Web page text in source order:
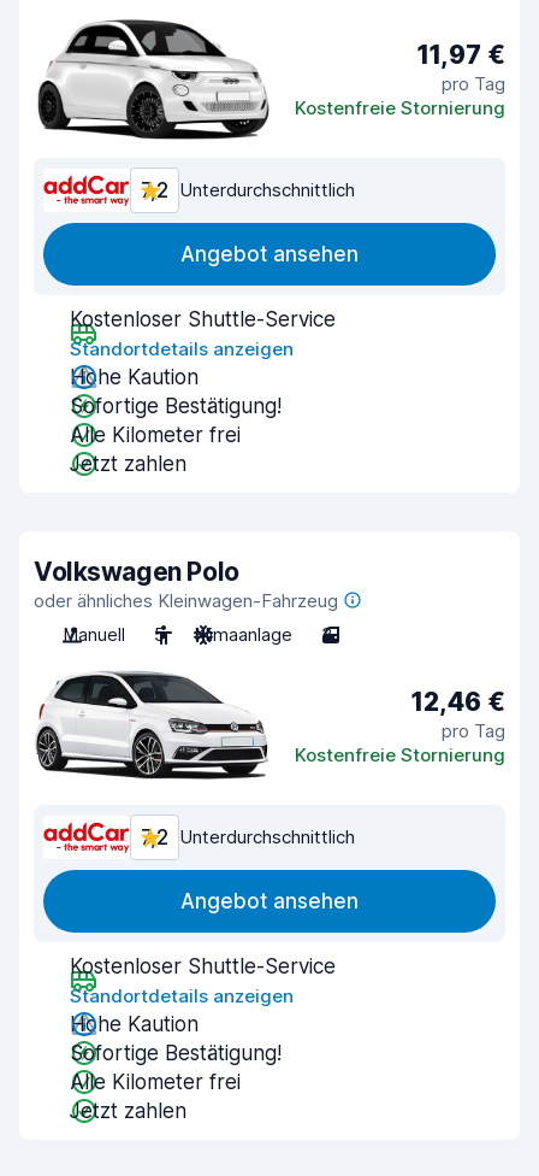
11,97 €
pro Tag
Kostenfreie Stornierung
7,2 Unterdurchschnittlich
Angebot ansehen
Kostenloser Shuttle-Service
Standortdetails anzeigen
Hohe Kaution
Sofortige Bestätigung!
Alle Kilometer frei
Jetzt zahlen
Volkswagen Polo
oder ähnliches Kleinwagen-Fahrzeug
Manuell
5 Klimaanlage 3
12,46 €
pro Tag
Kostenfreie Stornierung
7,2 Unterdurchschnittlich
Angebot ansehen
Kostenloser Shuttle-Service
Standortdetails anzeigen
Hohe Kaution
Sofortige Bestätigung!
Alle Kilometer frei
Jetzt zahlen